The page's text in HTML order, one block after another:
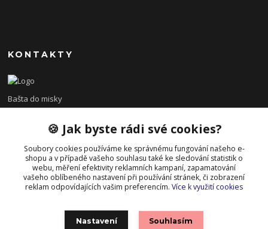
KONTAKTY
Bašta do misky
+420 608 479 610
po - pá 8:00 - 15:00
info@bastadomisky.cz
🍪 Jak byste rádi své cookies?
Soubory cookies používáme ke správnému fungování našeho e-
shopu a v případě vašeho souhlasu také ke sledování statistik o
webu, měření efektivity reklamních kampaní, zapamatování
vašeho oblíbeného nastavení při používání stránek, či zobrazení
reklam odpovídajících vašim preferencím. Více k využití cookies
Nastavení Souhlasím